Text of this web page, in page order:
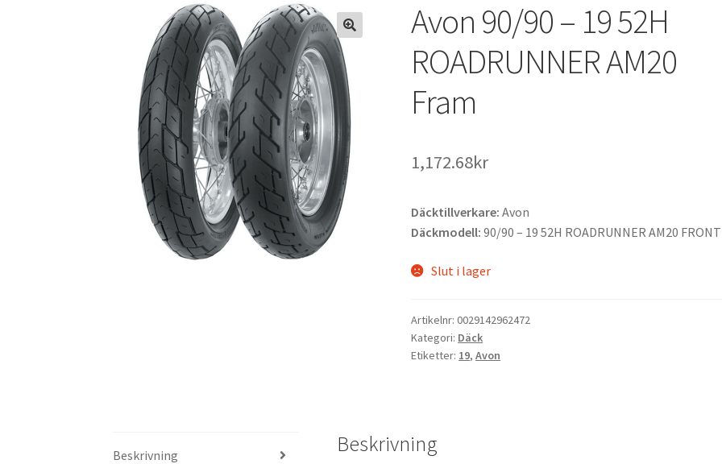
Avon 90/90 – 19 52H
ROADRUNNER AM20
Fram
1,172.68kr
Däcktillverkare: Avon
Däckmodell: 90/90 – 19 52H ROADRUNNER AM20 FRONT
Slut i lager
Artikelnr:0029142962472
Kategori: Däck
Etiketter: 19,Avon
Beskrivning Beskrivning